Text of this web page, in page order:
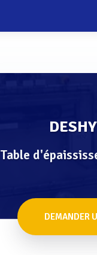
Table
DEMANDER